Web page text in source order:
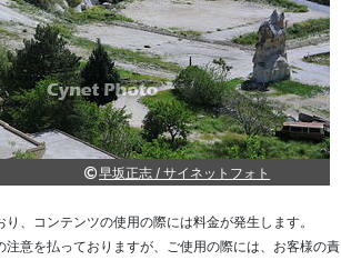
早坂正志 / サイネットフォト
、コンテンツの使用の際には料金が発生します。
意を払っておりますが、ご使用の際には、お客様の責